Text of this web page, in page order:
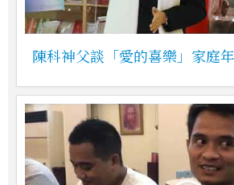
陳科神父談「愛的喜樂」家庭年